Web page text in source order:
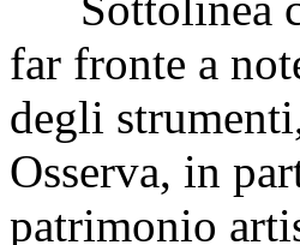
far fronte a
degli
Osserva, in
patrimonio